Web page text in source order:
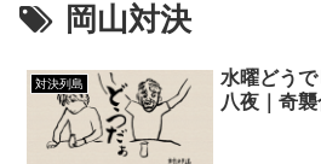
岡山対決
対決列島
水曜どう
八夜｜奇